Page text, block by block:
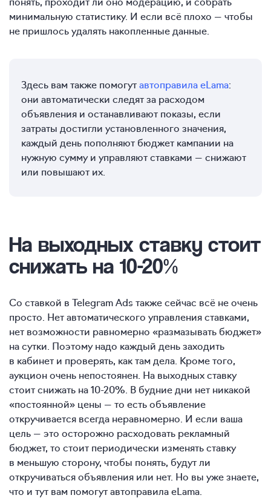
минимальную статистику. И если всё плохо — чтобы
не пришлось удалять накопленные данные.
Здесь вам также помогутавтоправила eLama:
они автоматически следят за расходом
объявления и останавливают показы, если
затраты достигли установленного значения,
каждый день пополняют бюджет кампании на
нужную сумму и управляют ставками — снижают
или повышают их.
На выходных ставку стоит
снижать на 10-20%
Со ставкой в Telegram Ads также сейчас всё не очень
просто. Нет автоматического управления ставками,
нет возможности равномерно «размазывать бюджет»
на сутки. Поэтому надо каждый день заходить
в кабинет и проверять, как там дела. Кроме того,
аукцион очень непостоянен. На выходных ставку
стоит снижать на10-20%. В будние дни нет никакой
«постоянной» цены — то есть объявление
откручивается всегда неравномерно. И если ваша
цель — это осторожно расходовать рекламный
бюджет, то стоит периодически изменять ставку
в меньшую сторону, чтобы понять, будут ли
откручиваться объявления или нет. Но вы уже знаете,
что и тут вам помогут автоправила eLama.